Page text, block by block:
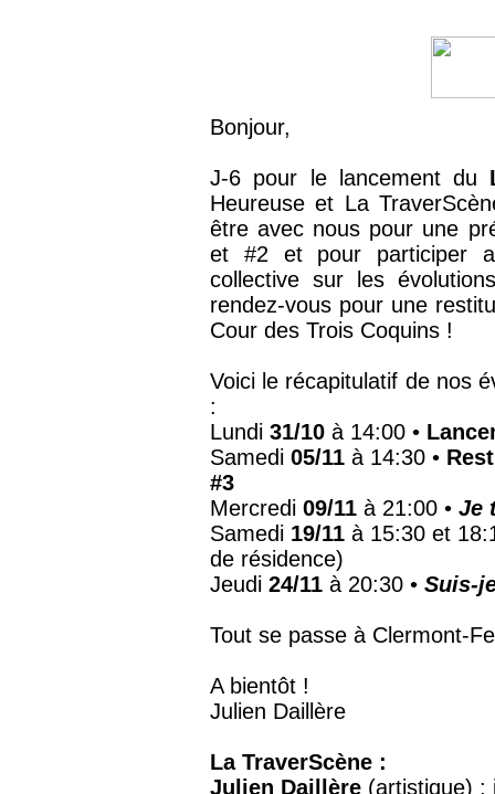
Bonjour,
J-6 pour le lancement du
Heureuse et La
être avec nous pour une
et #2 et pour participer
collective sur les
rendez-vous pour une
Cour des Trois Coquins !
Voici le récapitulatif de nos
:
Lundi 31/10 à 14:00 •
Samedi 05/11 à 14:30 •
#3
Mercredi 09/11 à 21:00 • Je
Samedi 19/11 à 15:30 et
de résidence)
Jeudi 24/11 à 20:30 • Suis-
Tout se passe à Clermont-
A bientôt !
Julien Daillère
La TraverScène :
Julien Daillère (artistique) :